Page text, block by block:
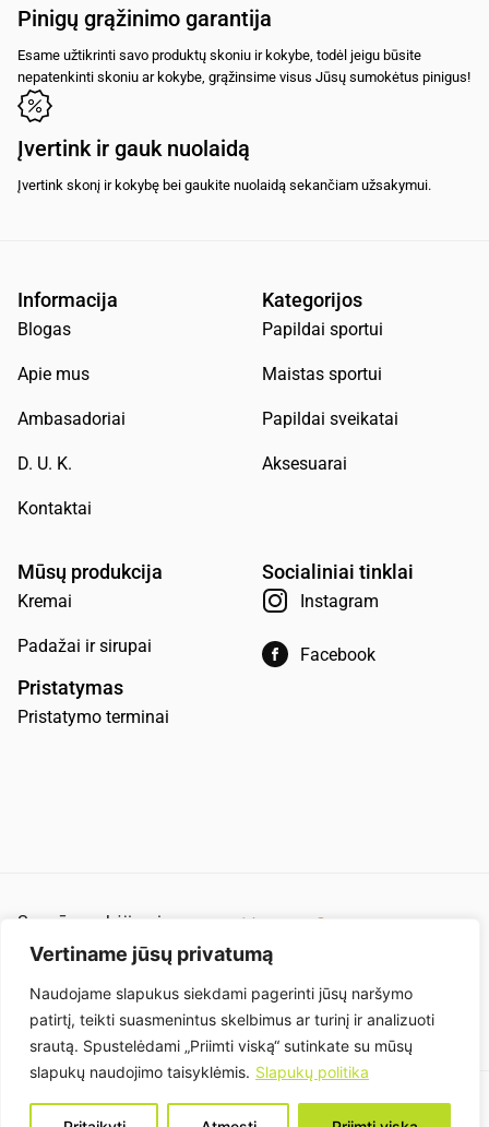
Vertiname jūsų privatumą
Naudojame slapukus siekdami pagerinti jūsų naršymo
patirtį, teikti suasmenintus skelbimus ar turinį ir analizuoti
srautą. Spustelėdami „Priimti viską“ sutinkate su mūsų
slapukų naudojimo taisyklėmis. Slapukų politika
Pinigų grąžinimo garantija
Esame užtikrinti savo produktų skoniu ir kokybe, todėl jeigu būsite
nepatenkinti skoniu ar kokybe, grąžinsime visus Jūsų sumokėtus pinigus!
Įvertink ir gauk nuolaidą
Įvertink skonį ir kokybę bei gaukite nuolaidą sekančiam užsakymui.
Informacija
Blogas
Apie mus
Ambasadoriai
D. U. K.
Kontaktai
Kategorijos
Papildai sportui
Maistas sportui
Papildai sveikatai
Aksesuarai
Mūsų produkcija
Kremai
Padažai ir sirupai
Pristatymas
Pristatymo terminai
Socialiniai tinklai
Instagram
Facebook
Saugūs mokėjimai
Pirkimo ir pardavimo taisyklės
Privatumo politika
Slapukai
Papildų grupė, UAB (Įmonės kodas: 304863893). Senasis Ukmergės kel. 4, Užubalių